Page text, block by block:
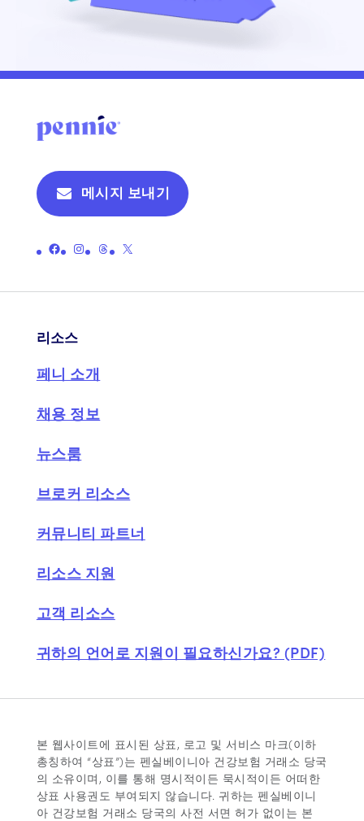
메시지 보내기
페니의 공식 페이스북 페이지 링크 페니의 공식 인스타그램 페이지 링크 페니의 공식 스레드 페이지로 연결되는 링크 페니의 공식 X(이전 트위터) 페이지로 연결되는 링크
리소스
페니 소개
채용 정보
뉴스룸
브로커 리소스
커뮤니티 파트너
리소스 지원
고객 리소스
귀하의 언어로 지원이 필요하신가요? (PDF)
본 웹사이트에 표시된 상표, 로고 및 서비스 마크(이하
총칭하여 “상표”)는 펜실베이니아 건강보험 거래소 당국
의 소유이며, 이를 통해 명시적이든 묵시적이든 어떠한
상표 사용권도 부여되지 않습니다. 귀하는 펜실베이니
아 건강보험 거래소 당국의 사전 서면 허가 없이는 본